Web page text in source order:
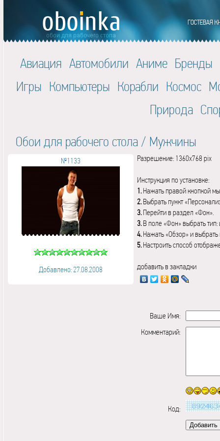
Авиация Автомобили Аниме Бренды
Игры Компьютеры Корабли Космос
Природа
Обои для рабочего стола / Мужчины
№1133
Добавлено: 27.08.2008
Разрешение: 1360x768 pix
Инструкция по установке:
1.Нажать правой кнопкой
2.Выбрать пункт
3.Перейти в раздел «Фон».
3.В поле «Фон» выбрать
4.Нажать «Обзор» и выбрать
5.Настроить способ
добавить в закладки
Ваше Имя:
Комментарий:
Код: